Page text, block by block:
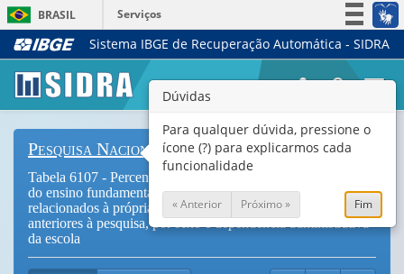
BRASIL
Serviços
Simplifique!
Legislação
Canais
Sistema IBGE de Recuperação Automática - SIDRA
Pesquisa Nacional de Saúde do Escolar
Tabela 6107 - Percentual de escolares frequentando o 9º ano
do ensino fundamental que não foram à escola por motivos
relacionados à própria saúde alguma vez nos 12 meses
anteriores à pesquisa, por sexo e dependência administrativa
da escola
Dúvidas
Para qualquer dúvida, pressione o
ícone (?) para explicarmos cada
funcionalidade
« Anterior Próximo » Fim